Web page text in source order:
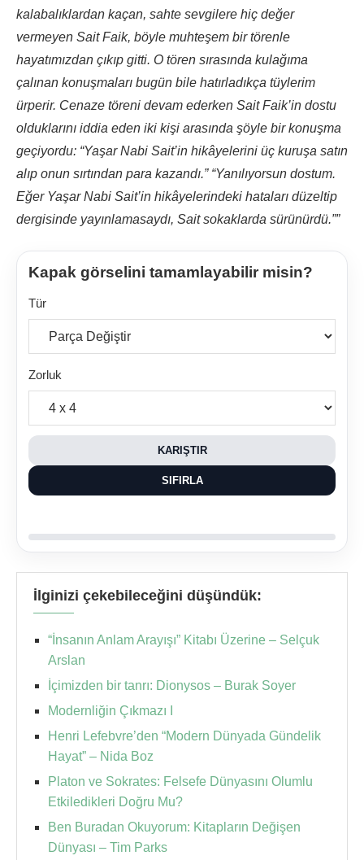
kalabalıklardan kaçan, sahte sevgilere hiç değer
vermeyen Sait Faik, böyle muhteşem bir törenle
hayatımızdan çıkıp gitti. O tören sırasında kulağıma
çalınan konuşmaları bugün bile hatırladıkça tüylerim
ürperir. Cenaze töreni devam ederken Sait Faik’in dostu
olduklarını iddia eden iki kişi arasında şöyle bir konuşma
geçiyordu: “Yaşar Nabi Sait’in hikâyelerini üç kuruşa satın
alıp onun sırtından para kazandı.” “Yanılıyorsun dostum.
Eğer Yaşar Nabi Sait’in hikâyelerindeki hataları düzeltip
dergisinde yayınlamasaydı, Sait sokaklarda sürünürdü.””
Kapak görselini tamamlayabilir misin?
Tür
Zorluk
KARIŞTIR
SIFIRLA
İlginizi çekebileceğini düşündük:
“İnsanın Anlam Arayışı” Kitabı Üzerine – Selçuk
Arslan
İçimizden bir tanrı: Dionysos – Burak Soyer
Modernliğin Çıkmazı I
Henri Lefebvre’den “Modern Dünyada Gündelik
Hayat” – Nida Boz
Platon ve Sokrates: Felsefe Dünyasını Olumlu
Etkiledikleri Doğru Mu?
Ben Buradan Okuyorum: Kitapların Değişen
Dünyası – Tim Parks